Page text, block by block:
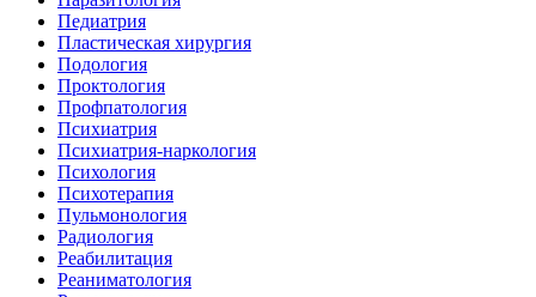
Педиатрия
Пластическая хирургия
Подология
Проктология
Профпатология
Психиатрия
Психиатрия-наркология
Психология
Психотерапия
Пульмонология
Радиология
Реабилитация
Реаниматология